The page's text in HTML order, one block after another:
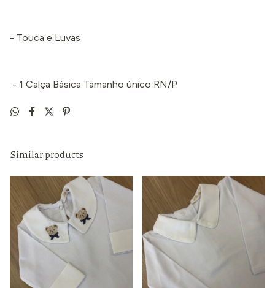
- Touca e Luvas
- 1 Calça Básica Tamanho único RN/P
Similar products